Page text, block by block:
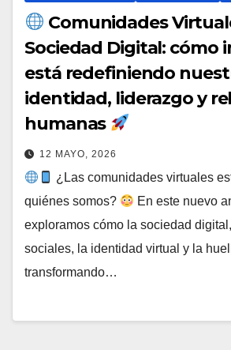
Comunidades
Sociedad Digital: cómo
está redefiniendo
identidad, liderazgo y
humanas
12 MAYO, 2026
¿Las comunidades virtuales
quiénes somos?
En este nuevo
exploramos cómo la sociedad
sociales, la identidad virtual y la
transformando…